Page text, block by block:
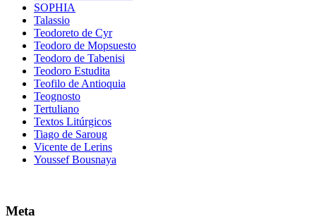
SOPHIA
Talassio
Teodoreto de Cyr
Teodoro de Mopsuesto
Teodoro de Tabenisi
Teodoro Estudita
Teofilo de Antioquia
Teognosto
Tertuliano
Textos Litúrgicos
Tiago de Saroug
Vicente de Lerins
Youssef Bousnaya
Meta